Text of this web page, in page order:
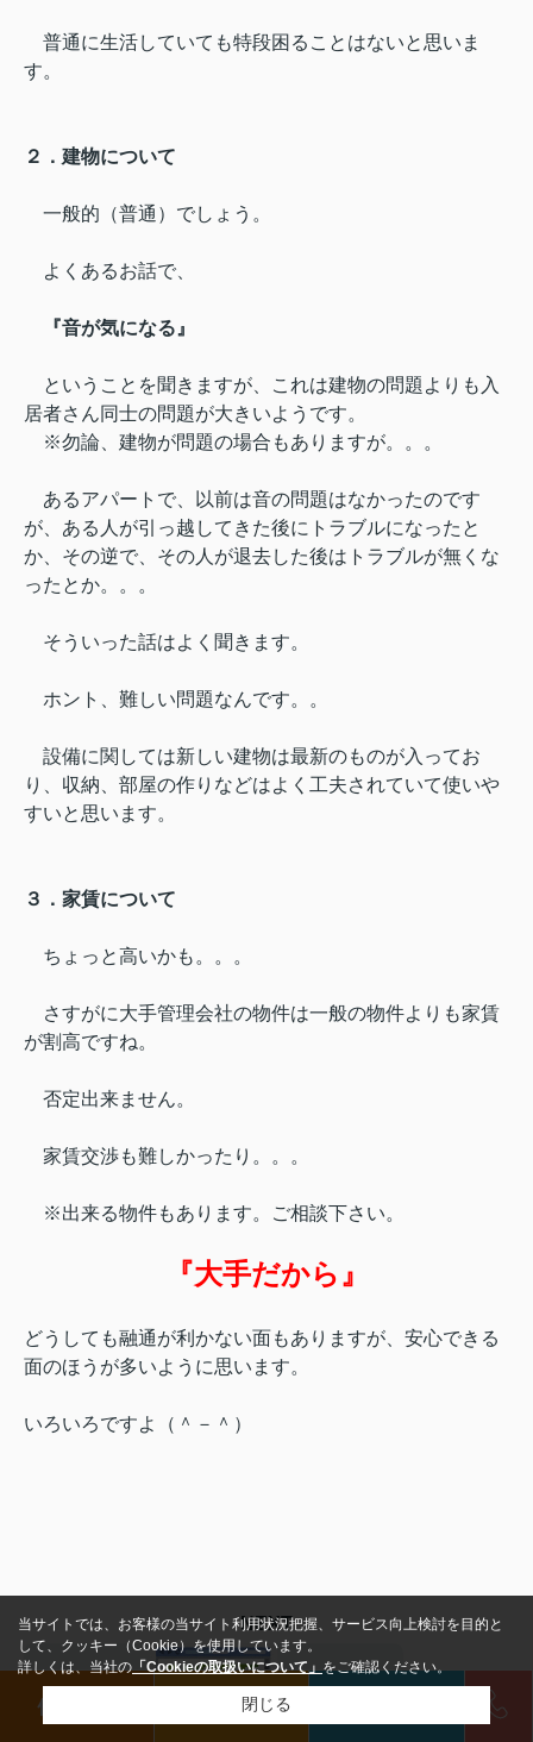
普通に生活していても特段困ることはないと思いま
す。
２．建物について
一般的（普通）でしょう。
よくあるお話で、
『音が気になる』
ということを聞きますが、これは建物の問題よりも入
居者さん同士の問題が大きいようです。
※勿論、建物が問題の場合もありますが。。。
あるアパートで、以前は音の問題はなかったのです
が、 ある人が引っ越してきた後にトラブルになったと
か、 その逆で、その人が退去した後はトラブルが無くな
ったとか。。。
そういった話はよく聞きます。
ホント、難しい問題なんです。。
設備に関しては新しい建物は最新のものが入ってお
り、収納、部屋の作りなどはよく工夫されていて使いや
すいと思います。
３．家賃について
ちょっと高いかも。。。
さすがに大手管理会社の物件は一般の物件よりも家賃
が割高ですね。
否定出来ません。
家賃交渉も難しかったり。。。
※出来る物件もあります。ご相談下さい。
『大手だから』
どうしても融通が利かない面もありますが、 安心できる
面のほうが多いように思います。
いろいろですよ（＾－＾）
NEXT
お客様とのお
2023.01.09
借りたい 買いたい
当サイトでは、お客様の当サイト利用状況把握、サービス向上検討を目的と
して、クッキー（Cookie）を使用しています。
詳しくは、当社の「Cookieの取扱いについて」をご確認ください。
閉じる